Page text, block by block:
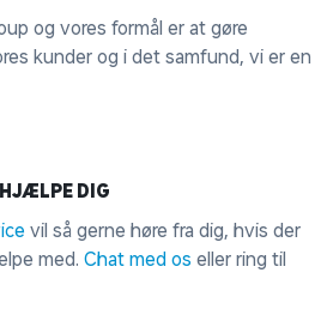
og vores formål er at gøre
kunder og i det samfund, vi er en
DIG
vil så gerne høre fra dig, hvis der
med. Chat med os eller ring til